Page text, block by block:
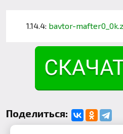
1.14.4: bavtor-
Поделиться: